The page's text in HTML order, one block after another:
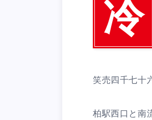
冷
笑売四千七
柏駅西口と南